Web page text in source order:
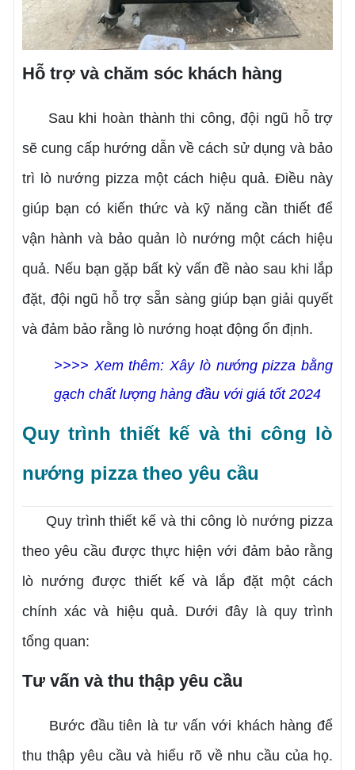
Hỗ trợ và chăm sóc khách hàng
Sau khi hoàn thành thi công, đội ngũ hỗ trợ
sẽ cung cấp hướng dẫn về cách sử dụng và bảo
trì lò nướng pizza một cách hiệu quả. Điều này
giúp bạn có kiến thức và kỹ năng cần thiết để
vận hành và bảo quản lò nướng một cách hiệu
quả. Nếu bạn gặp bất kỳ vấn đề nào sau khi lắp
đặt, đội ngũ hỗ trợ sẵn sàng giúp bạn giải quyết
và đảm bảo rằng lò nướng hoạt động ổn định.
>>>> Xem thêm: Xây lò nướng pizza bằng
gạch chất lượng hàng đầu với giá tốt 2024
Quy trình thiết kế và thi công lò
nướng pizza theo yêu cầu
Quy trình thiết kế và thi công lò nướng pizza
theo yêu cầu được thực hiện với đảm bảo rằng
lò nướng được thiết kế và lắp đặt một cách
chính xác và hiệu quả. Dưới đây là quy trình
tổng quan:
Tư vấn và thu thập yêu cầu
Bước đầu tiên là tư vấn với khách hàng để
thu thập yêu cầu và hiểu rõ về nhu cầu của họ.